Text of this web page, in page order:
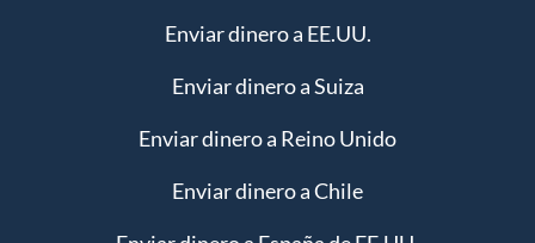
Enviar dinero a EE.UU.
Enviar dinero a Suiza
Enviar dinero a Reino Unido
Enviar dinero a Chile